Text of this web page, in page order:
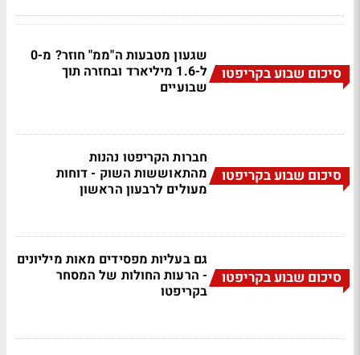
סיכום שבוע בקריפטו
שגעון מטבעות ה"ממ" חוזר? מ-0
ל-1.6 מיליארד ובחזרה תוך
שבועיים
סיכום שבוע בקריפטו
חברות הקריפטו נהנות
מהתאוששות השוק - דוחות
מעולים לרבעון הראשון
סיכום שבוע בקריפטו
גם בעליות מפסידים מאות מיליונים
- הרעות החולות של המסחר
בקריפטו